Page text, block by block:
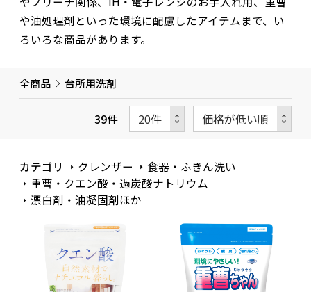
や油処理剤といった環境に配慮したアイテムまで、い
ろいろな商品があります。
全商品 台所用洗剤
39件
カテゴリ クレンザー
食器・ふきん洗い
重曹・クエン酸・過炭酸ナトリウム
漂白剤・油凝固剤ほか